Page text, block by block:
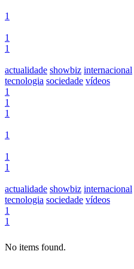
1
1
1
actualidade showbiz internacional
tecnologia sociedade vídeos
1
1
1
1
1
1
actualidade showbiz internacional
tecnologia sociedade vídeos
1
1
No items found.